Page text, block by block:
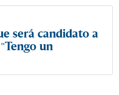
será candidato a
un